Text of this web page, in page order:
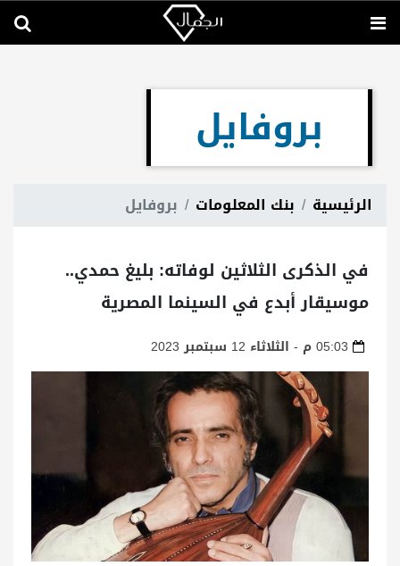
بروفايل
الرئيسية بنك المعلومات بروفايل
في الذكرى الثلاثين لوفاته: بليغ حمدي..
موسيقار أبدع في السينما المصرية